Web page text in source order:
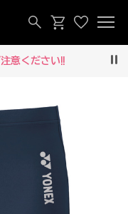
意ください‼